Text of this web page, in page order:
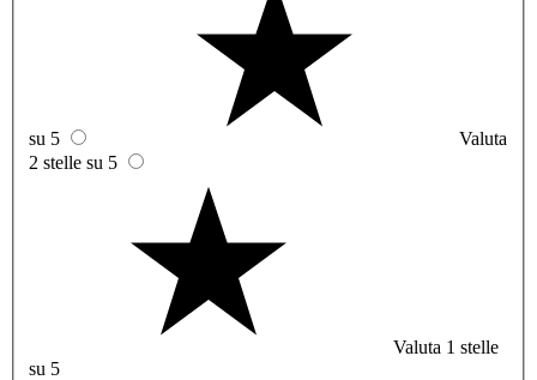
su 5
Valuta
2 stelle su 5
Valuta 1 stelle
su 5